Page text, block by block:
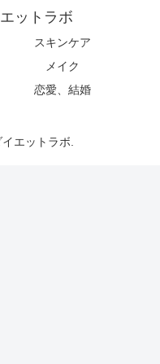
ットラボ
スキンケア
メイク
恋愛、結婚
エットラボ.